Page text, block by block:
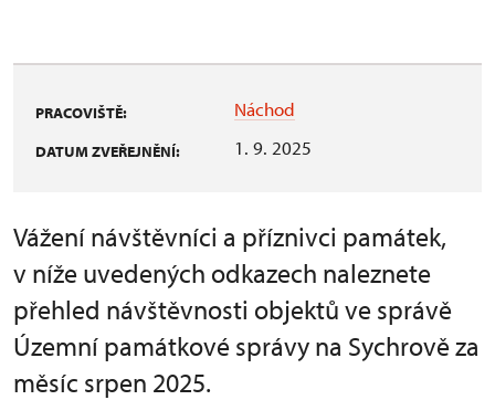
PRACOVIŠTĚ: Náchod
DATUM ZVEŘEJNĚNÍ: 1. 9. 2025
Vážení návštěvníci a příznivci památek,
v níže uvedených odkazech naleznete
přehled návštěvnosti objektů ve správě
Územní památkové správy na Sychrově za
měsíc srpen 2025.